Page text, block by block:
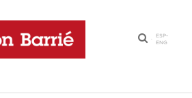
·
ESP-
ENG